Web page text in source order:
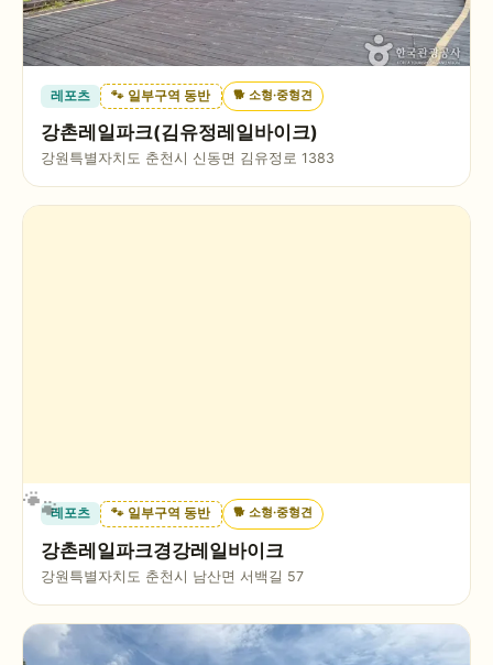
레포츠 🐾 일부구역 동반 🐕 소형·중형견
강촌레일파크(김유정레일바이크)
강원특별자치도 춘천시 신동면 김유정로 1383
레포츠 🐾 일부구역 동반 🐕 소형·중형견
강촌레일파크경강레일바이크
강원특별자치도 춘천시 남산면 서백길 57